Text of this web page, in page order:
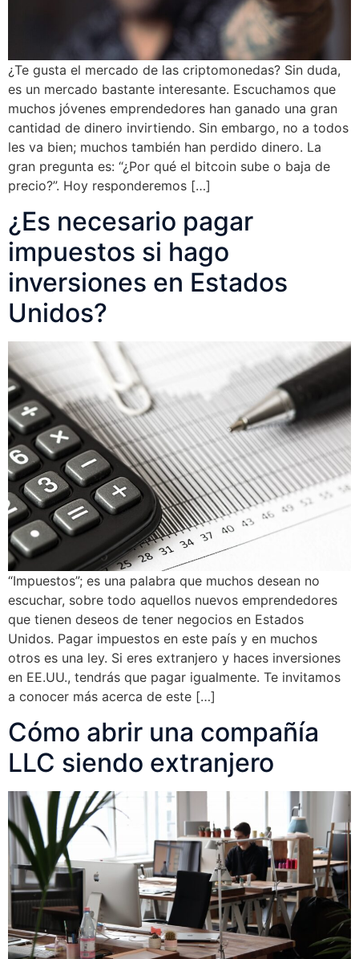
¿Te gusta el mercado de las criptomonedas? Sin duda,
es un mercado bastante interesante. Escuchamos que
muchos jóvenes emprendedores han ganado una gran
cantidad de dinero invirtiendo. Sin embargo, no a todos
les va bien; muchos también han perdido dinero. La
gran pregunta es: “¿Por qué el bitcoin sube o baja de
precio?”. Hoy responderemos […]
¿Es necesario pagar
impuestos si hago
inversiones en Estados
Unidos?
“Impuestos”; es una palabra que muchos desean no
escuchar, sobre todo aquellos nuevos emprendedores
que tienen deseos de tener negocios en Estados
Unidos. Pagar impuestos en este país y en muchos
otros es una ley. Si eres extranjero y haces inversiones
en EE.UU., tendrás que pagar igualmente. Te invitamos
a conocer más acerca de este […]
Cómo abrir una compañía
LLC siendo extranjero